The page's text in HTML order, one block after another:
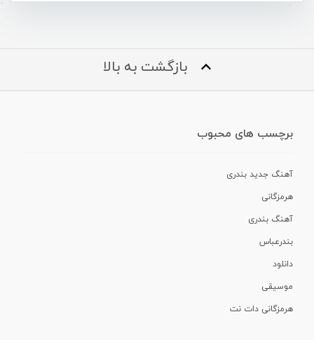
بازگشت به بالا
برچسب های محبوب
آهنگ جدید بندری
هرمزگانی
آهنگ بندری
بندرعباس
دانلود
موسیقی
هرمزگانی دات نت